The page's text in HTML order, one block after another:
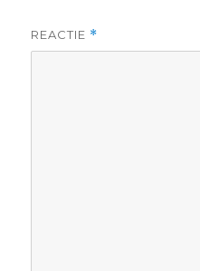
REACTIE *